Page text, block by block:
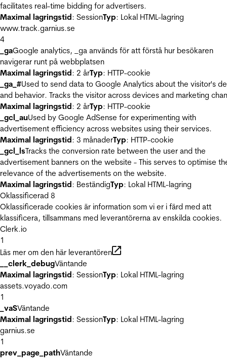
facilitates real-time bidding for advertisers.
Maximal lagringstid: SessionTyp: Lokal HTML-lagring
www.track.garnius.se
4
_gaGoogle analytics, _ga används för att förstå hur besökaren
navigerar runt på webbplatsen
Maximal lagringstid: 2 årTyp: HTTP-cookie
_ga_#Used to send data to Google Analytics about the visitor's
and behavior. Tracks the visitor across devices and marketing
Maximal lagringstid: 2 årTyp: HTTP-cookie
_gcl_auUsed by Google AdSense for experimenting with
advertisement efficiency across websites using their services.
Maximal lagringstid: 3 månaderTyp: HTTP-cookie
_gcl_lsTracks the conversion rate between the user and the
advertisement banners on the website - This serves to optimise
relevance of the advertisements on the website.
Maximal lagringstid: BeständigTyp: Lokal HTML-lagring
Oklassificerad 8
Oklassificerade cookies är information som vi er i färd med att
klassificera, tillsammans med leverantörerna av enskilda cookies.
Clerk.io
1
Läs mer om den här leverantören
__clerk_debugVäntande
Maximal lagringstid: SessionTyp: Lokal HTML-lagring
assets.voyado.com
1
_vaSVäntande
Maximal lagringstid: SessionTyp: Lokal HTML-lagring
garnius.se
1
prev_page_pathVäntande